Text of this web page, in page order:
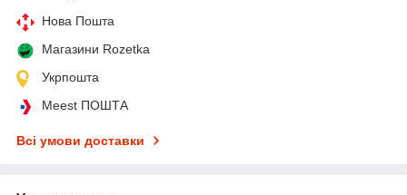
Нова Пошта
Магазини Rozetka
Укрпошта
Meest ПОШТА
Всі умови доставки